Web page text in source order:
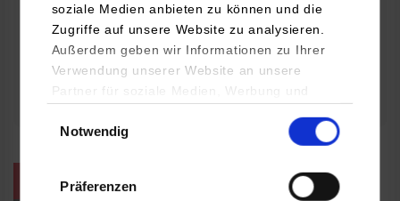
soziale Medien anbieten zu können und die
Zugriffe auf unsere Website zu analysieren.
Außerdem geben wir Informationen zu Ihrer
Verwendung unserer Website an unsere
Partner für soziale Medien, Werbung und
YouTube, Google Maps) führen diese
Daten zusammen, die Sie ihnen bereitgestellt
haben oder die sie im Rahmen Ihrer Nutzung
Notwendig
Präferenzen
Im Mittelpunkt stehen elektrische Antriebe, moderne
Batterietechnologien und innovative Fahrzeugkonzepte für
nachhaltige Mobilität in Stadt und…
weitere Veranstaltungen / Termine